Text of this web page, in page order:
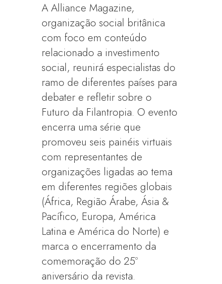
A Alliance Magazine,
organização social britânica
com foco em conteúdo
relacionado a investimento
social, reunirá especialistas do
ramo de diferentes países para
debater e refletir sobre o
Futuro da Filantropia. O evento
encerra uma série que
promoveu seis painéis virtuais
com representantes de
organizações ligadas ao tema
em diferentes regiões globais
(África, Região Árabe, Ásia &
Pacífico, Europa, América
Latina e América do Norte) e
marca o encerramento da
comemoração do 25º
aniversário da revista.